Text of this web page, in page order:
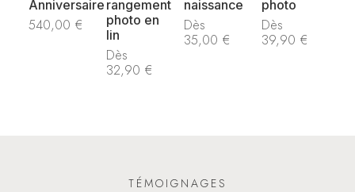
Anniversaire
540,00 €
rangement
photo en
lin
Dès
32,90 €
naissance
Dès
35,00 €
photo
Dès
39,90 €
TÉMOIGNAGES